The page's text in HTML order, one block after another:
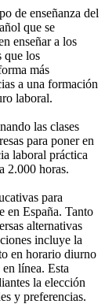
de enseñanza del
que se
enseñar a los
que los
más
a una formación
laboral.
las clases
para poner en
laboral práctica
2.000 horas.
para
en España. Tanto
alternativas
incluye la
en horario diurno
línea. Esta
la elección
y preferencias.